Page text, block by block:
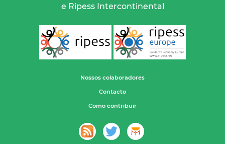
e Ripess Intercontinental
Nossos colaboradores
Contacto
Como contribuir